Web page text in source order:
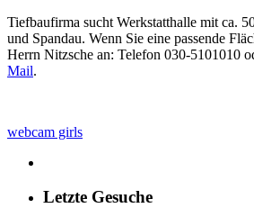
Tiefbaufirma sucht Werkstatthalle mit ca.
und Spandau. Wenn Sie eine passende
Herrn Nitzsche an: Telefon 030-5101010
Mail.
webcam girls
Letzte Gesuche